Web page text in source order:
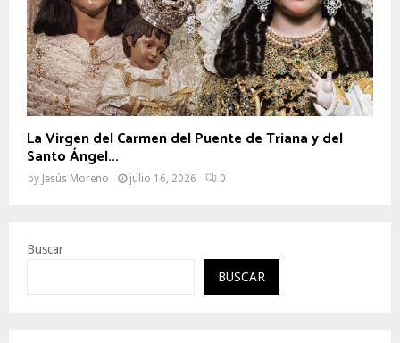
La Virgen del Carmen del Puente de Triana y del
Santo Ángel...
by Jesús Moreno julio 16, 2026 0
Buscar
BUSCAR